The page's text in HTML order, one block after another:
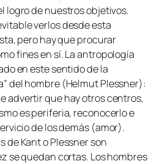
logro de nuestros objetivos.
verlos desde esta
pero hay que procurar
fines en sí. La antropología
en este sentido de la
del hombre (Helmut Plessner):
advertir que hay otros centros,
es periferia, reconocerlo e
de los demás (amor).
de Kant o Plessner son
se quedan cortas. Los hombres